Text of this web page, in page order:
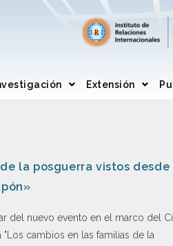
Extensión
la posguerra vistos desde
del nuevo evento en el marco del
cambios en las familias de la